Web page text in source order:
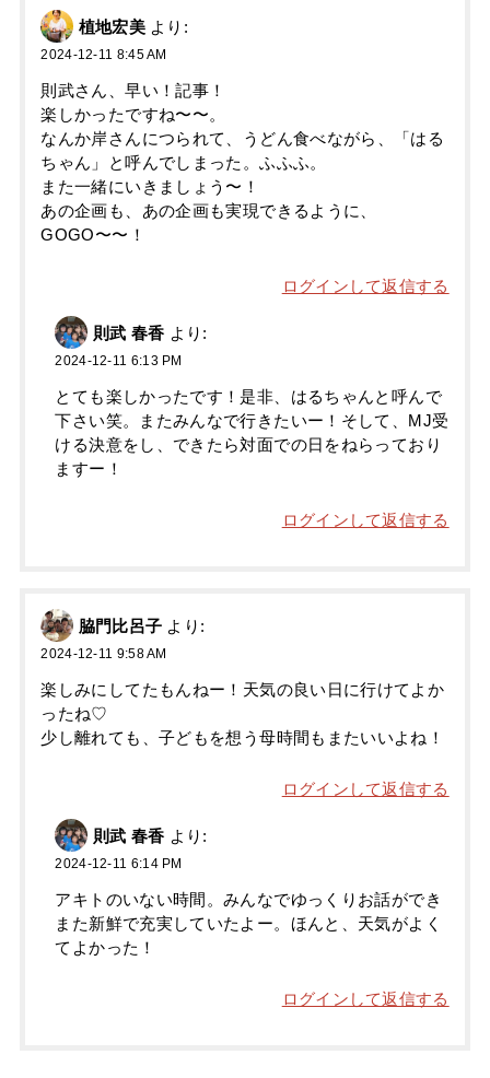
植地宏美 より:
2024-12-11 8:45 AM
則武さん、早い！記事！
楽しかったですね〜〜。
なんか岸さんにつられて、うどん食べながら、「はる
ちゃん」と呼んでしまった。ふふふ。
また一緒にいきましょう〜！
あの企画も、あの企画も実現できるように、
GOGO〜〜！
ログインして返信する
則武 春香 より:
2024-12-11 6:13 PM
とても楽しかったです！是非、はるちゃんと呼んで
下さい笑。またみんなで行きたいー！そして、MJ受
ける決意をし、できたら対面での日をねらっており
ますー！
ログインして返信する
脇門比呂子 より:
2024-12-11 9:58 AM
楽しみにしてたもんねー！天気の良い日に行けてよか
ったね♡
少し離れても、子どもを想う母時間もまたいいよね！
ログインして返信する
則武 春香 より:
2024-12-11 6:14 PM
アキトのいない時間。みんなでゆっくりお話ができ
また新鮮で充実していたよー。ほんと、天気がよく
てよかった！
ログインして返信する